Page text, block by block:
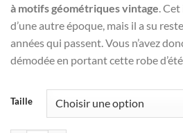
à motifs géométriques vintage .
d’une autre époque, mais il a su
années qui passent. Vous n’avez
démodée en portant cette robe
Taille